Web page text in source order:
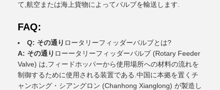
て,航空または海上貨物によってバルブを輸送します.
FAQ:
Q: その通り ロータリーフィッダーバルブとは?
A: その通り ローータリーフィッダーバルブ (Rotary Feeder
Valve) は,フィードホッパーから使用場所への材料の流れを
制御するために使用される装置である.中国に本拠を置くチ
ャンホング・シアングロン (Chanhong Xianglong) が製造し